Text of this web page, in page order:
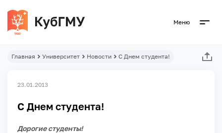
Меню
Главная Университет Новости С Днем студента!
23.01.2013
С Днем студента!
Дорогие студенты!